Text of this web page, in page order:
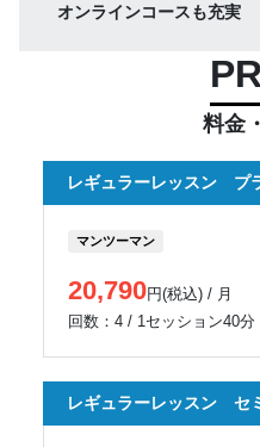
オンラインコースも充実
料金
レギュラーレッスン プ
マンツーマン
20,790円(税込) / 月
回数：4 / 1セッション40分
レギュラーレッスン セ